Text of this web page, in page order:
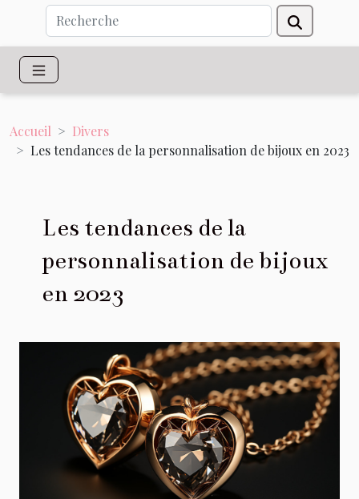
Accueil
Divers
Les tendances de la personnalisation de bijoux en 2023
Les tendances de la
personnalisation de bijoux
en 2023